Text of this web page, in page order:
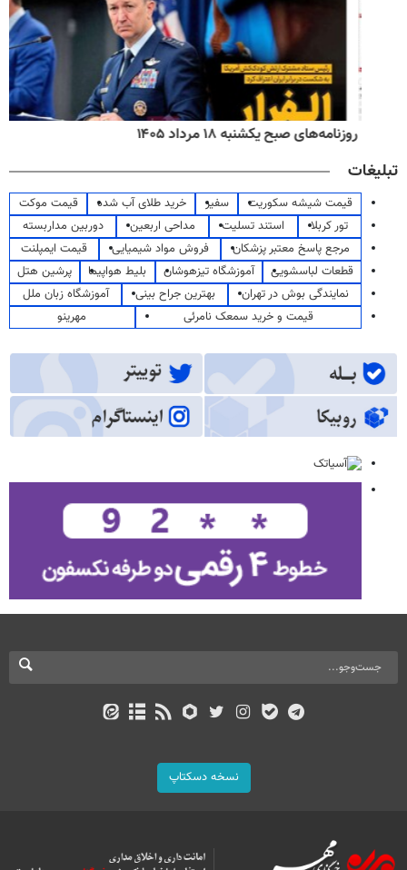
روزنامه‌های صبح یکشنبه ۱۸ مرداد ۱۴۰۵
تبلیغات
قیمت شیشه سکوریت سفیر خرید طلای آب شده
قیمت موکت
تور کربلا
استند تسلیت مداحی اربعین
دوربین مداربسته
مرجع پاسخ معتبر پزشکان
فروش مواد شیمیایی
قیمت ایمپلنت
قطعات لباسشویی
آموزشگاه تیزهوشان بلیط هواپیما
پرشین هتل
نمایندگی بوش در تهران
بهترین جراح بینی
آموزشگاه زبان ملل
قیمت و خرید سمعک نامرئی
مهرینو
نسخه دسکتاپ